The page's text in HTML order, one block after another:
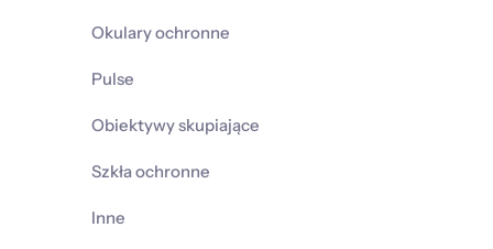
Okulary ochronne
Pulse
Obiektywy skupiające
Szkła ochronne
Inne